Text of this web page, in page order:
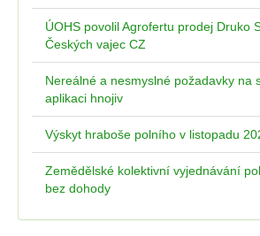
ÚOHS povolil Agrofertu prodej Druko
Českých vajec CZ
Nereálné a nesmyslné požadavky na
aplikaci hnojiv
Výskyt hraboše polního v listopadu
Zemědělské kolektivní vyjednávání
bez dohody